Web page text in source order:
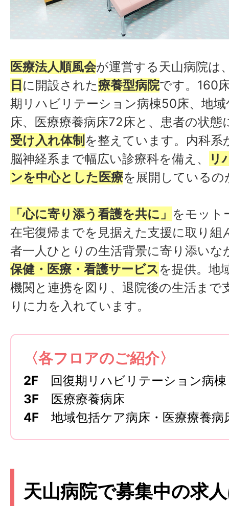
医療法人順風会が運営する天山病院は
日 に開設された療養型病院です。160
期リハビリテーション病棟50床、地
床、医療療養病床72床と、患者の状態
受け入れ体制 を整えています。内科系
脳神経系まで幅広い診療科を備え、
リ
ンを中心とした医療を展開しているの
「心に寄り添う看護を共に」 をモット
在宅復帰までを見据えた支援に取り組
者一人ひとりの生活背景に寄り添いな
保健・医療・看護サービスを提供。地
機関と連携を図り、退院後の生活まで
りに力を入れています。
〈各フロアのご紹介〉
2F 回復期リハビリテーション病棟
3F 医療療養病床
4F 地域包括ケア病床・医療療養病
天山病院で募集中の求